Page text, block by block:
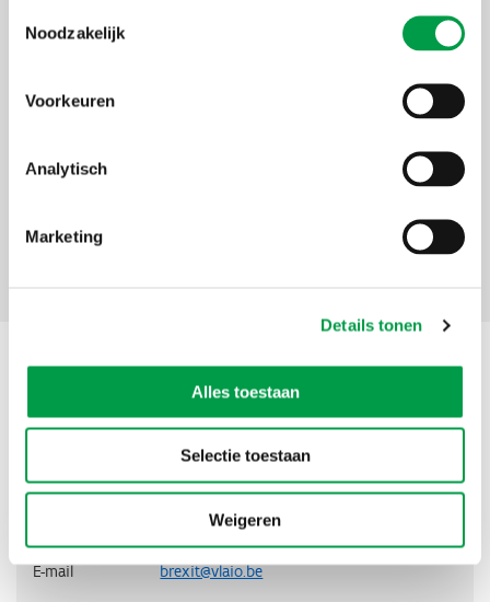
Noodzakelijk
Voorkeuren
Analytisch
Marketing
Details tonen
Alles toestaan
Selectie toestaan
Weigeren
Volgende ondernemingen komen niet in aanmerking:
de vereniging zonder winstoogmerk of –uitkering (vzw)
de maatschap
Contact
Agentschap Innoveren & Ondernemen
1030 Brussel
Telefoon
0800 20 555
E-mail
brexit@vlaio.be